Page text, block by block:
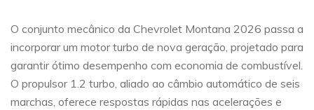
O conjunto mecânico da Chevrolet Montana 2026 passa a
incorporar um motor turbo de nova geração, projetado para
garantir ótimo desempenho com economia de combustível.
O propulsor 1.2 turbo, aliado ao câmbio automático de seis
marchas, oferece respostas rápidas nas acelerações e